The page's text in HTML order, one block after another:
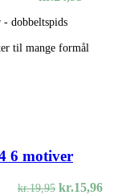
- dobbeltspids
til mange formål
6 motiver
kr.19,95 Den
kr.15,96Den